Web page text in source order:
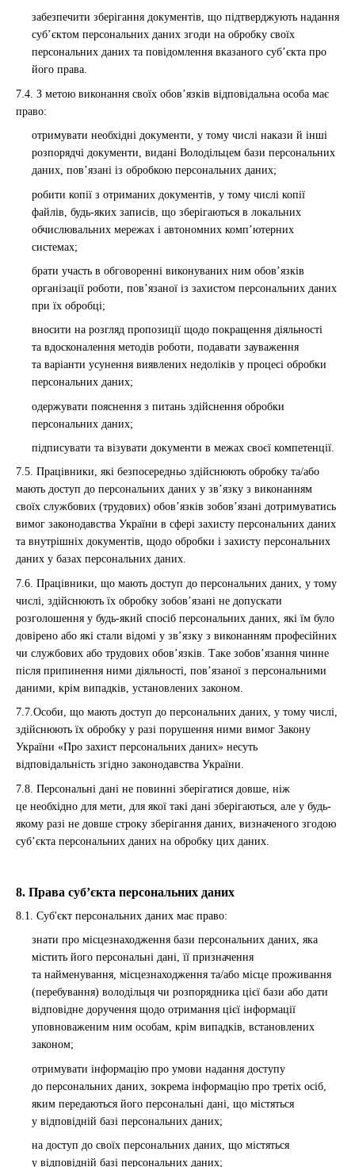
забезпечити зберігання документів, що підтверджують надання
суб’єктом персональних даних згоди на обробку своїх
персональних даних та повідомлення вказаного суб’єкта про
його права.
7.4. З метою виконання своїх обов’язків відповідальна особа має
право:
отримувати необхідні документи, у тому числі накази й інші
розпорядчі документи, видані Володільцем бази персональних
даних, пов’язані із обробкою персональних даних;
робити копії з отриманих документів, у тому числі копії
файлів, будь-яких записів, що зберігаються в локальних
обчислювальних мережах і автономних комп’ютерних
системах;
брати участь в обговоренні виконуваних ним обов’язків
організації роботи, пов’язаної із захистом персональних даних
при їх обробці;
вносити на розгляд пропозиції щодо покращення діяльності
та вдосконалення методів роботи, подавати зауваження
та варіанти усунення виявлених недоліків у процесі обробки
персональних даних;
одержувати пояснення з питань здійснення обробки
персональних даних;
підписувати та візувати документи в межах своєї компетенції.
7.5. Працівники, які безпосередньо здійснюють обробку та/або
мають доступ до персональних даних у зв’язку з виконанням
своїх службових (трудових) обов’язків зобов’язані дотримуватись
вимог законодавства України в сфері захисту персональних даних
та внутрішніх документів, щодо обробки і захисту персональних
даних у базах персональних даних.
7.6. Працівники, що мають доступ до персональних даних, у тому
числі, здійснюють їх обробку зобов’язані не допускати
розголошення у будь-який спосіб персональних даних, які їм було
довірено або які стали відомі у зв’язку з виконанням професійних
чи службових або трудових обов’язків. Таке зобов’язання чинне
після припинення ними діяльності, пов’язаної з персональними
даними, крім випадків, установлених законом.
7.7.Особи, що мають доступ до персональних даних, у тому числі,
здійснюють їх обробку у разі порушення ними вимог Закону
України «Про захист персональних даних» несуть
відповідальність згідно законодавства України.
7.8. Персональні дані не повинні зберігатися довше, ніж
це необхідно для мети, для якої такі дані зберігаються, але у будь-
якому разі не довше строку зберігання даних, визначеного згодою
суб’єкта персональних даних на обробку цих даних.
8. Права суб’єкта персональних даних
8.1. Суб'єкт персональних даних має право:
знати про місцезнаходження бази персональних даних, яка
містить його персональні дані, її призначення
та найменування, місцезнаходження та/або місце проживання
(перебування) володільця чи розпорядника цієї бази або дати
відповідне доручення щодо отримання цієї інформації
уповноваженим ним особам, крім випадків, встановлених
законом;
отримувати інформацію про умови надання доступу
до персональних даних, зокрема інформацію про третіх осіб,
яким передаються його персональні дані, що містяться
у відповідній базі персональних даних;
на доступ до своїх персональних даних, що містяться
у відповідній базі персональних даних;